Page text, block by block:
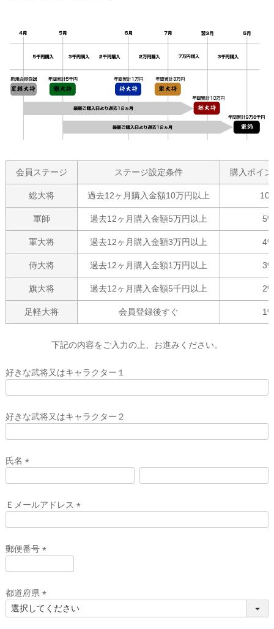
会員ステージ ステージ設定条件 購入ポイ
総大将 過去12ヶ月購入金額10万円以上
軍師 過去12ヶ月購入金額5万円以上 5%
軍大将 過去12ヶ月購入金額3万円以上 4%
侍大将 過去12ヶ月購入金額1万円以上 3%
旗大将 過去12ヶ月購入金額5千円以上 2%
足軽大将 会員登録後すぐ 1%
下記の内容をご入力の上、お進みください。
好きな武将又はキャラクター１
好きな武将又はキャラクター２
氏名
須
)
Ｅメールアドレス
郵便番号
須
)
都道府県
(